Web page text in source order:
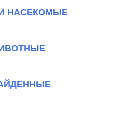
НАСЕКОМЫЕ